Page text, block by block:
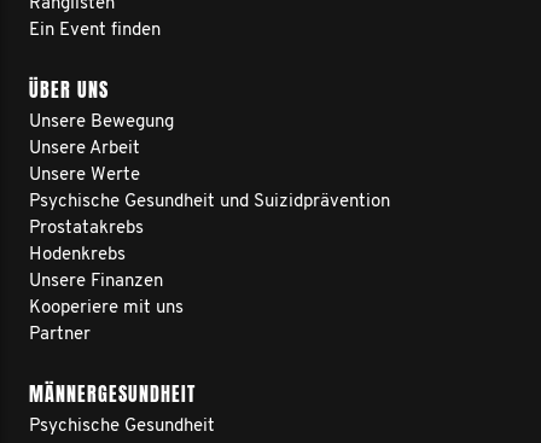
Ranglisten
Ein Event finden
ÜBER UNS
Unsere Bewegung
Unsere Arbeit
Unsere Werte
Psychische Gesundheit und Suizidprävention
Prostatakrebs
Hodenkrebs
Unsere Finanzen
Kooperiere mit uns
Partner
MÄNNERGESUNDHEIT
Psychische Gesundheit